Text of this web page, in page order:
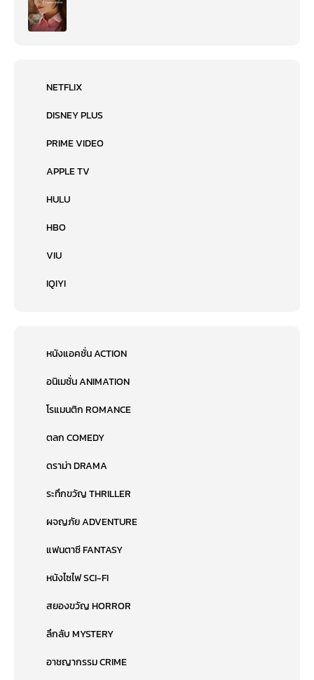
NETFLIX
DISNEY PLUS
PRIME VIDEO
APPLE TV
HULU
HBO
VIU
IQIYI
หนังแอคชั่น ACTION
อนิเมชั่น ANIMATION
โรแมนติก ROMANCE
ตลก COMEDY
ดราม่า DRAMA
ระทึกขวัญ THRILLER
ผจญภัย ADVENTURE
แฟนตาซี FANTASY
หนังไซไฟ SCI-FI
สยองขวัญ HORROR
ลึกลับ MYSTERY
อาชญากรรม CRIME